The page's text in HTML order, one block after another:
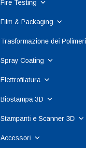
Fire Testing
Film & Packaging
Trasformazione dei Polimeri
Spray Coating
Elettrofilatura
Biostampa 3D
Stampanti e Scanner 3D
Accessori